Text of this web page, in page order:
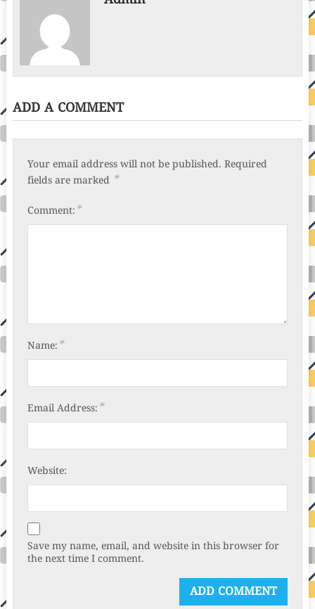
ADD A COMMENT
Your email address will not be published. Required
fields are marked *
Comment: *
Name: *
Email Address: *
Website:
Save my name, email, and website in this browser for
the next time I comment.